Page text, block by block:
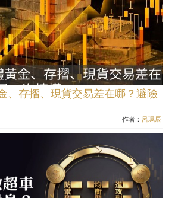
、存摺、現貨交易差在哪？避險
作者： 呂珮辰